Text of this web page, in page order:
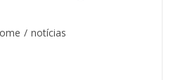
/ notícias